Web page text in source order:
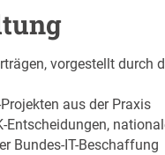
vorgestellt durch
aus der Praxis
Entscheidungen,
Bundes-IT-Beschaffung